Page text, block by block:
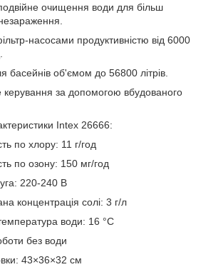
очищення води для більш
насосами продуктивністю від 6000
басейнів об'ємом до 56800 літрів.
керування за допомогою вбудованого
Intex 26666:
по хлору: 11 г/год
по озону: 150 мг/год
220-240 В
концентрація солі: 3 г/л
води: 16 °C
без води
43×36×32 см